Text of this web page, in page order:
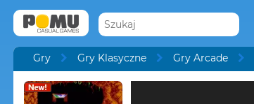
Gry Gry Klasyczne Gry Arcade